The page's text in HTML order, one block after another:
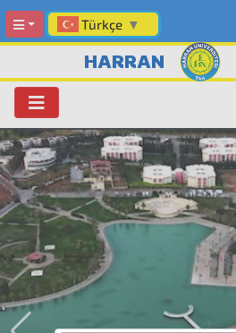
Türkçe ▼
HARRAN